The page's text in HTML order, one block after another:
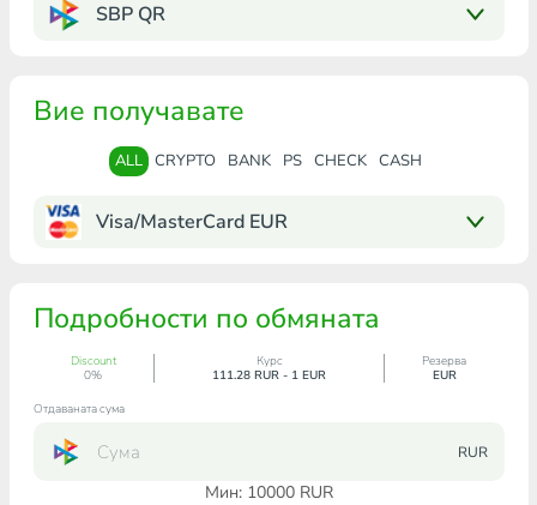
SBP QR
Вие получавате
ALL CRYPTO BANK PS CHECK CASH
Visa/MasterCard EUR
Подробности по обмяната
Discount
0%
Курс
111.28 RUR - 1 EUR
Резерва
EUR
Отдаваната сума
RUR
Мин: 10000RUR